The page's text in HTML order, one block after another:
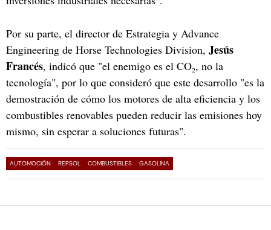
Por su parte, el director de Estrategia y Advance
Engineering de Horse Technologies Division, Jesús
Francés, indicó que "el enemigo es el CO₂, no la
tecnología", por lo que consideró que este desarrollo "es la
demostración de cómo los motores de alta eficiencia y los
combustibles renovables pueden reducir las emisiones hoy
mismo, sin esperar a soluciones futuras".
AUTOMOCIÓN REPSOL COMBUSTIBLES GASOLINA